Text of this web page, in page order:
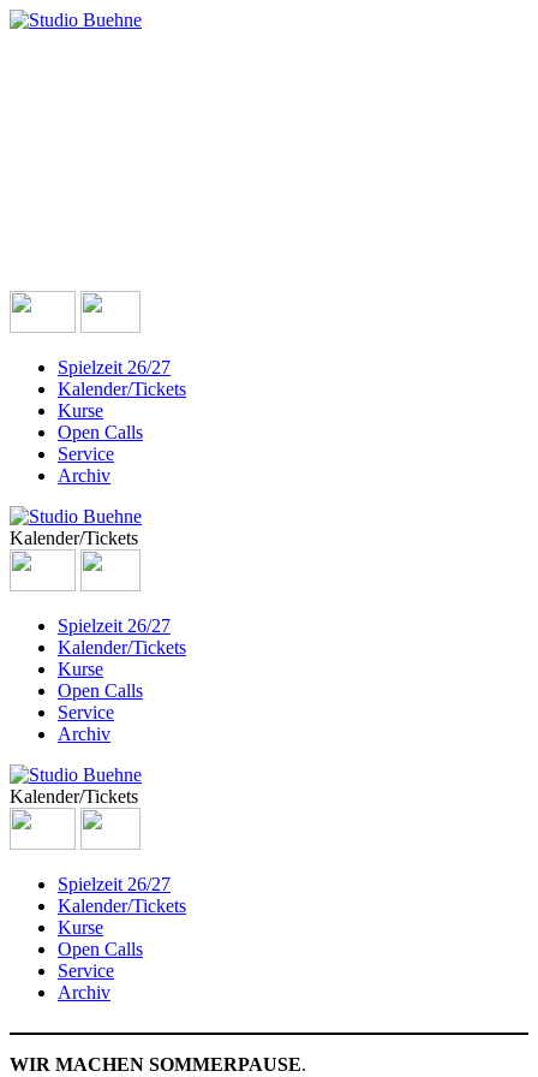
Spielzeit 26/27
Kalender/Tickets
Kurse
Open Calls
Service
Archiv
Kalender/Tickets
Spielzeit 26/27
Kalender/Tickets
Kurse
Open Calls
Service
Archiv
Kalender/Tickets
Spielzeit 26/27
Kalender/Tickets
Kurse
Open Calls
Service
Archiv
WIR MACHEN SOMMERPAUSE.